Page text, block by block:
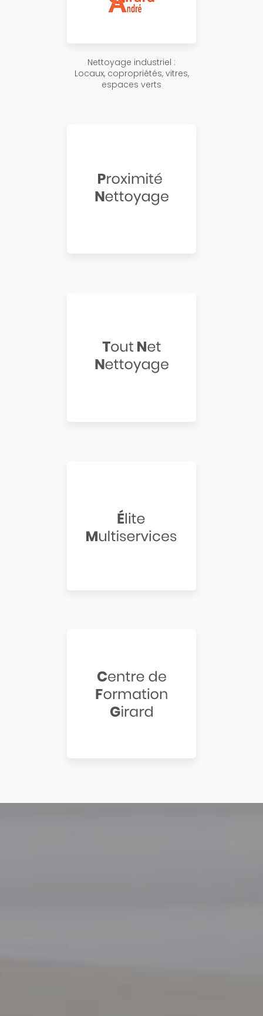
Nettoyage industriel :
Locaux, copropriétés, vitres,
espaces verts